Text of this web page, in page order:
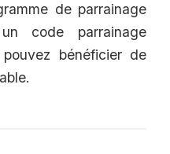
de parrainage
code parrainage
bénéficier de